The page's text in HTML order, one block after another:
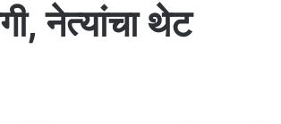
नेत्यांचा थेट